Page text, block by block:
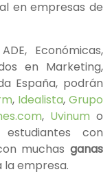
en empresas de
Económicas,
en Marketing,
España, podrán
, Idealista, Grupo
, Uvinum o
con
muchas ganas
la empresa.